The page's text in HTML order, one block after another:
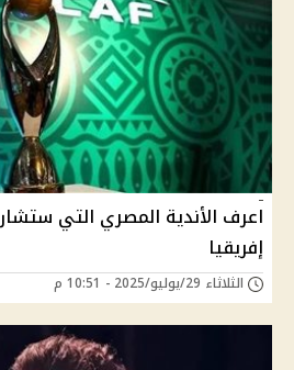
اعرف الأندية المصري التي
إفريقيا
الثلاثاء 29/يوليو/2025 - 10:51 م